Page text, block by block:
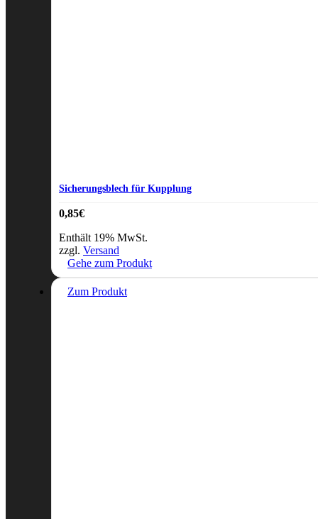
Sicherungsblech für Kupplung
0,85€
Enthält 19% MwSt.
zzgl. Versand
Gehe zum Produkt
Zum Produkt